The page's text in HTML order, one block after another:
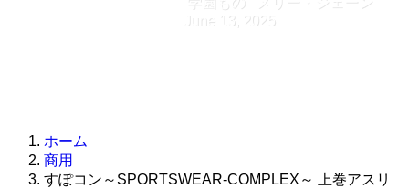
June 13, 2025
ホーム
商用
すぽコン～SPORTSWEAR-COMPLEX～ 上巻アスリ